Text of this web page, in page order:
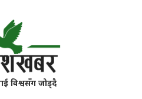
विश्वसँग जोड्दै